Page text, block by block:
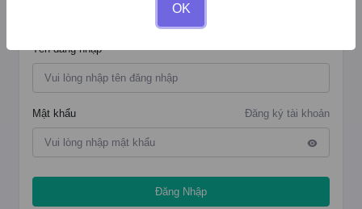
Tên đăng nhập
Đăng ký tài khoản
Mật khẩu
Đăng Nhập
OK